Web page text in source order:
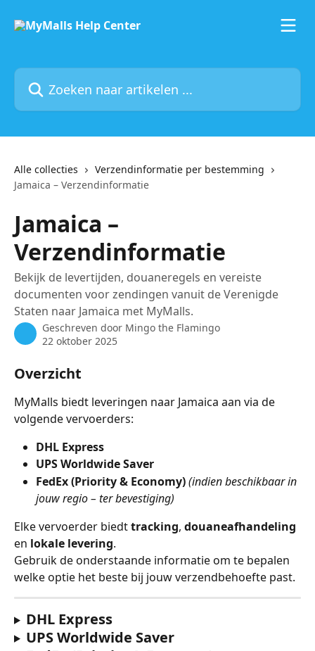
Zoeken naar artikelen ...
Alle collecties
Verzendinformatie per bestemming
Jamaica – Verzendinformatie
Jamaica –
Verzendinformatie
Bekijk de levertijden, douaneregels en vereiste
documenten voor zendingen vanuit de Verenigde
Staten naar Jamaica met MyMalls.
Geschreven door Mingo the Flamingo
22 oktober 2025
Overzicht
MyMalls biedt leveringen naar Jamaica aan via de
volgende vervoerders:
DHL Express
UPS Worldwide Saver
FedEx (Priority & Economy)(indien beschikbaar in
jouw regio – ter bevestiging)
Elke vervoerder biedt tracking, douaneafhandeling
en lokale levering.
Gebruik de onderstaande informatie om te bepalen
welke optie het beste bij jouw verzendbehoefte past.
DHL Express
UPS Worldwide Saver